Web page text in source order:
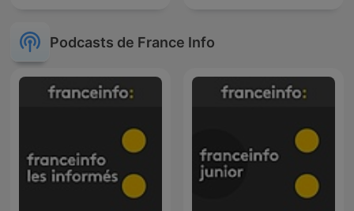
Podcasts de France Info